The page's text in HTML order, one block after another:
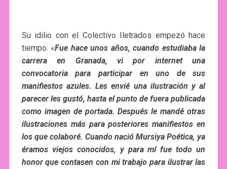
Su idilio con el Colectivo Iletrados empezó hace
tiempo. «Fue hace unos años, cuando estudiaba la
carrera en Granada, vi por internet una
convocatoria para participar en uno de sus
manifiestos azules. Les envié una ilustración y al
parecer les gustó, hasta el punto de fuera publicada
como imagen de portada. Después le mandé otras
ilustraciones más para posteriores manifiestos en
los que colaboré. Cuando nació Mursiya Poética, ya
éramos viejos conocidos, y para mí fue todo un
honor que contasen con mi trabajo para ilustrar las